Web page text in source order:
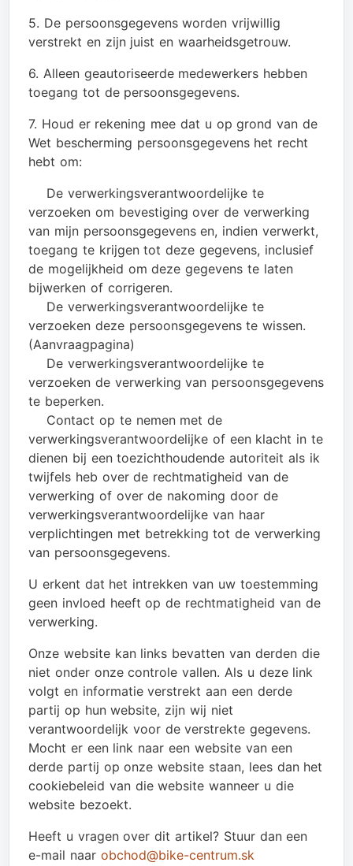
5. De persoonsgegevens worden vrijwillig
verstrekt en zijn juist en waarheidsgetrouw.
6. Alleen geautoriseerde medewerkers hebben
toegang tot de persoonsgegevens.
7. Houd er rekening mee dat u op grond van de
Wet bescherming persoonsgegevens het recht
hebt om:
De verwerkingsverantwoordelijke te
verzoeken om bevestiging over de verwerking
van mijn persoonsgegevens en, indien verwerkt,
toegang te krijgen tot deze gegevens, inclusief
de mogelijkheid om deze gegevens te laten
bijwerken of corrigeren.
De verwerkingsverantwoordelijke te
verzoeken deze persoonsgegevens te wissen.
(Aanvraagpagina)
De verwerkingsverantwoordelijke te
verzoeken de verwerking van persoonsgegevens
te beperken.
Contact op te nemen met de
verwerkingsverantwoordelijke of een klacht in te
dienen bij een toezichthoudende autoriteit als ik
twijfels heb over de rechtmatigheid van de
verwerking of over de nakoming door de
verwerkingsverantwoordelijke van haar
verplichtingen met betrekking tot de verwerking
van persoonsgegevens.
U erkent dat het intrekken van uw toestemming
geen invloed heeft op de rechtmatigheid van de
verwerking.
Onze website kan links bevatten van derden die
niet onder onze controle vallen. Als u deze link
volgt en informatie verstrekt aan een derde
partij op hun website, zijn wij niet
verantwoordelijk voor de verstrekte gegevens.
Mocht er een link naar een website van een
derde partij op onze website staan, lees dan het
cookiebeleid van die website wanneer u die
website bezoekt.
Heeft u vragen over dit artikel? Stuur dan een
e-mail naar obchod@bike-centrum.sk